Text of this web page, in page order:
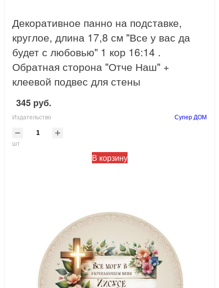
Декоративное панно на подставке,
круглое, длина 17,8 см "Все у вас да
будет с любовью" 1 кор 16:14 .
Обратная сторона "Отче Наш" +
клеевой подвес для стены
345 руб.
Издательство Супер ДОМ
шт
В корзину